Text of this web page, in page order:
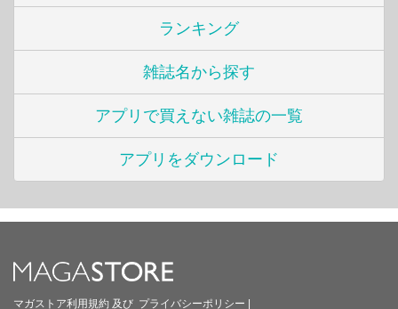
ランキング
雑誌名から探す
アプリで買えない雑誌の一覧
アプリをダウンロード
マガストア利用規約 及び プライバシーポリシー